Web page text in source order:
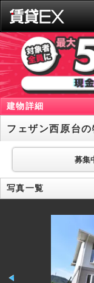
建物詳細
フェザン西原台
募集
写真一覧